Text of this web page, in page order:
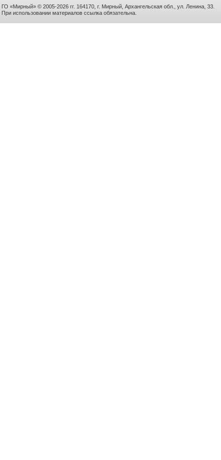
ГО «Мирный» © 2005-2026 гг. 164170, г. Мирный, Архангельская обл., ул. Ленина, 33.
При использовании материалов ссылка обязательна.